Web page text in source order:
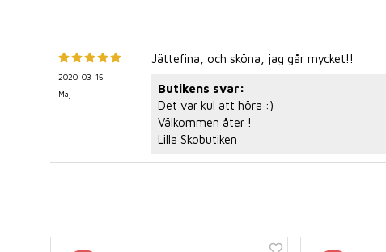
2020-03-15
Maj
Jättefina, och sköna, jag går mycket!!
Butikens svar:
Det var kul att höra :)
Välkommen åter !
Lilla Skobutiken